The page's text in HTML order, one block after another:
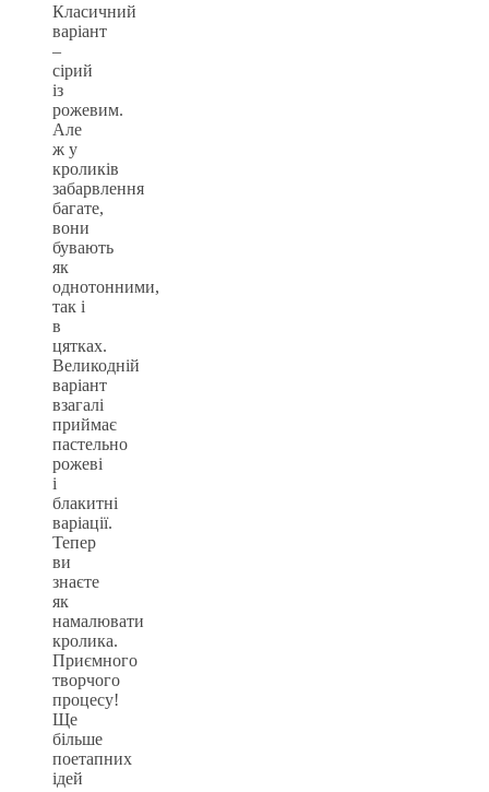
Класичний
варіант
–
сірий
із
рожевим.
Але
ж у
кроликів
забарвлення
багате,
вони
бувають
як
однотонними,
так і
в
цятках.
Великодній
варіант
взагалі
приймає
пастельно
рожеві
і
блакитні
варіації.
Тепер
ви
знаєте
як
намалювати
кролика.
Приємного
творчого
процесу!
Ще
більше
поетапних
ідей